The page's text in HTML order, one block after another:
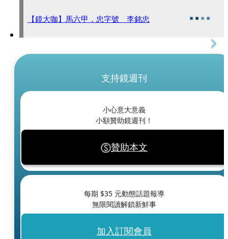
【鏡大咖】馬六甲，忠字號 李銘忠
支持鏡週刊
小心意大意義
小額贊助鏡週刊！
贊助本文
每期 $35 元動態話題報導
無限閱讀解鎖新鮮事
加入訂閱會員